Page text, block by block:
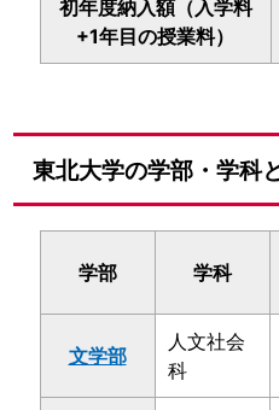
初年度納入額（入学料
+1年目の授業料）
東北大学の学部・学科
学部 学科
文学部
人文社会
科